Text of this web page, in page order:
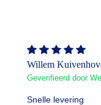
Willem
Geverifieerd door
Snelle levering